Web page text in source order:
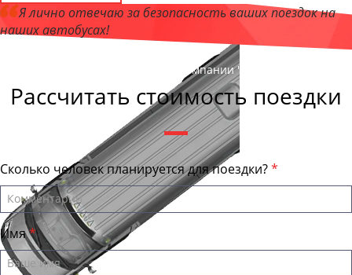
Я лично отвечаю за безопасность ваших поездок на
наших автобусах!
, директор компании "Улан-УдэБас"
Рассчитать стоимость поездки
Сколько человек планируется для поездки?
Имя